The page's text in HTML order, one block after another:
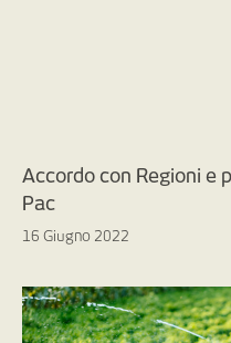
Accordo con Regioni e
Pac
16 Giugno 2022